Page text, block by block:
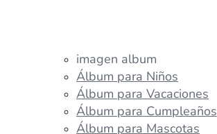
imagen album
Álbum para Niños
Álbum para Vacaciones
Álbum para Cumpleaños
Álbum para Mascotas